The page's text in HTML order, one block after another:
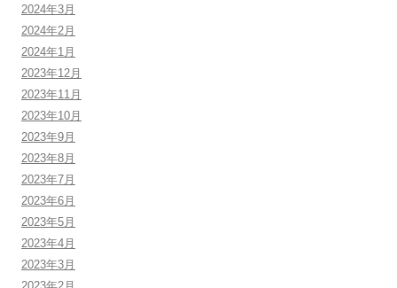
2024年3月
2024年2月
2024年1月
2023年12月
2023年11月
2023年10月
2023年9月
2023年8月
2023年7月
2023年6月
2023年5月
2023年4月
2023年3月